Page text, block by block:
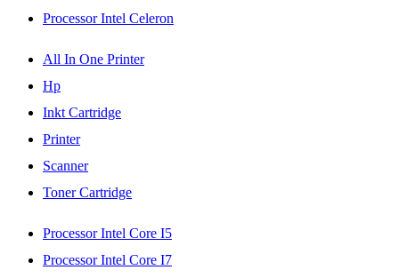
Processor Intel Celeron
All In One Printer
Hp
Inkt Cartridge
Printer
Scanner
Toner Cartridge
Processor Intel Core I5
Processor Intel Core I7